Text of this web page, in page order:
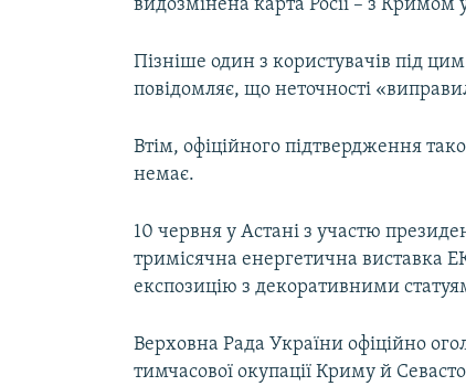
видозмінена карта Росії – з Кримом
Пізніше один з користувачів під
повідомляє, що неточності
Втім, офіційного підтвердження
немає.
10 червня у Астані з участю
тримісячна енергетична виставка
експозицію з декоративними
Верховна Рада України офіційно
тимчасової окупації Криму й